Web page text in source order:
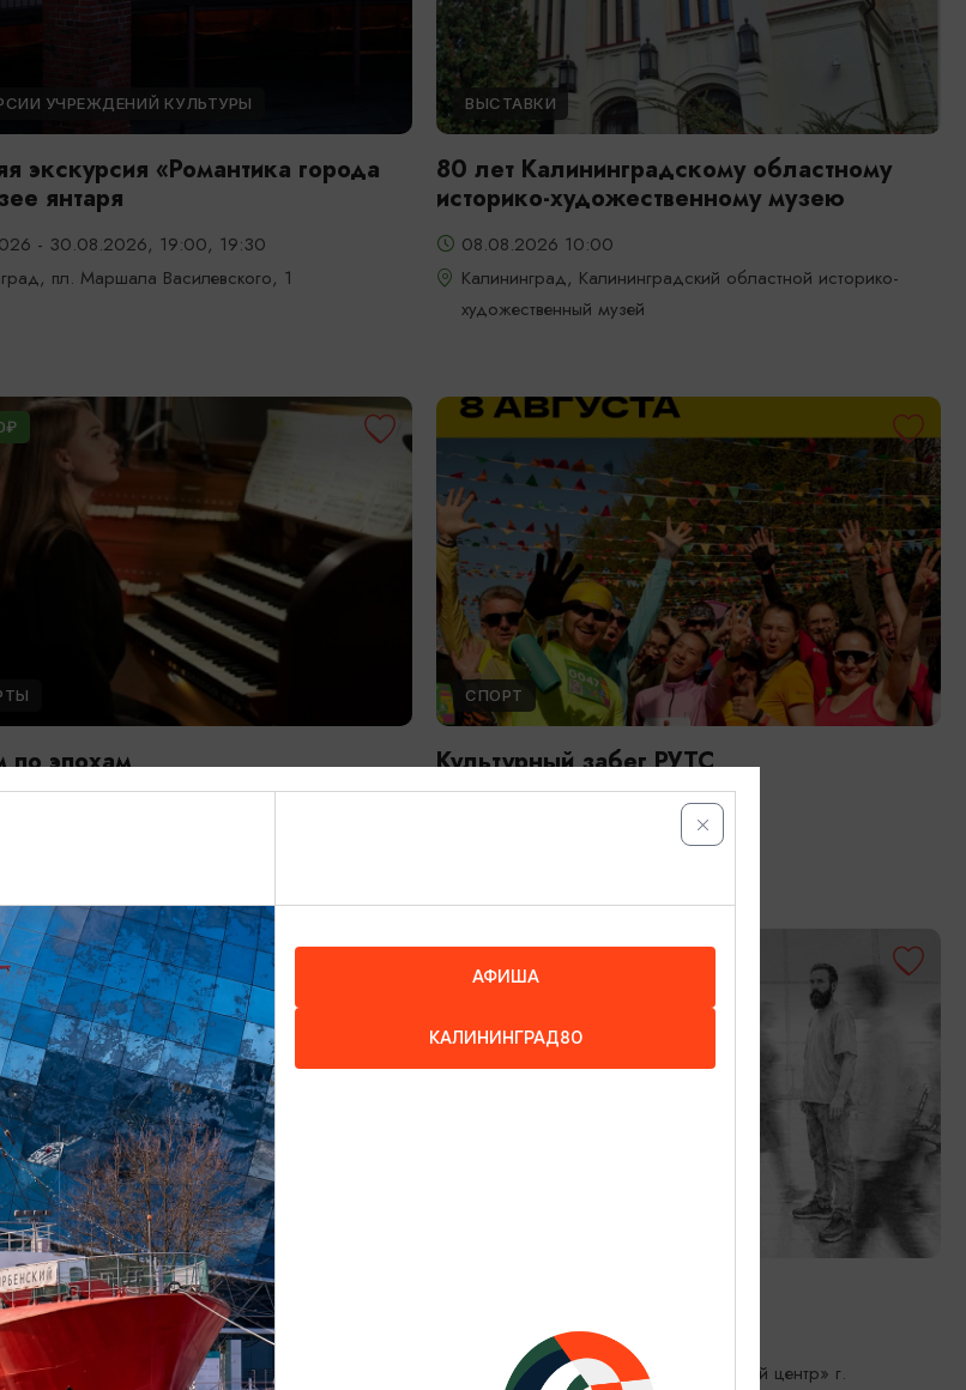
УЧРЕЖДЕНИЙ КУЛЬТУРЫ
экскурсия «Романтика города
янтаря
- 30.08.2026, 19:00, 19:30
пл. Маршала Василевского, 1
ВЫСТАВКИ
80 лет Калининградскому областному
историко-художественному музею
08.08.2026 10:00
Калининград, Калининградский областной историко-
художественный музей
по эпохам
18:00
СПОРТ
Культурный забег РУТС
Италии
17:00
Калининградский областной историко-
08.08.2026 17:00
Зеленоградск, «Культурно-досуговый центр» г.
АФИША
КАЛИНИНГРАД80